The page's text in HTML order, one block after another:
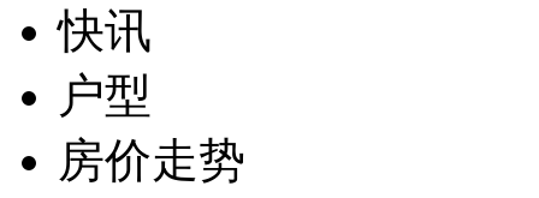
快讯
户型
房价走势